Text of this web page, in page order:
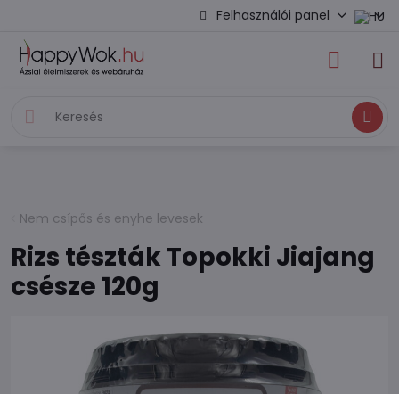
Felhasználói panel
Keresés
Nem csípős és enyhe levesek
Rizs tészták Topokki Jiajang
csésze 120g